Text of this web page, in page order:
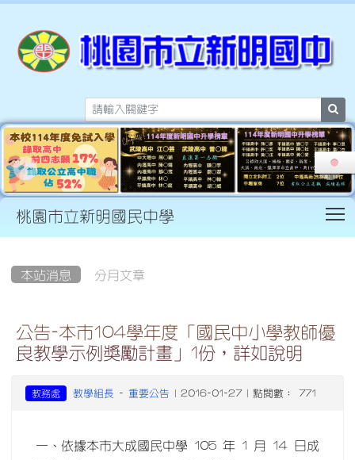
桃園市立新明國民中學
本站消息 分月文章
公告-本市104學年度「國民中小學教師優
良教學示例獎勵計畫」1份，詳如說明
教務處 教學組長 - 重要公告 | 2016-01-27 | 點閱數： 771
一、依據本市大成國民中學 105 年 1 月 14 日成